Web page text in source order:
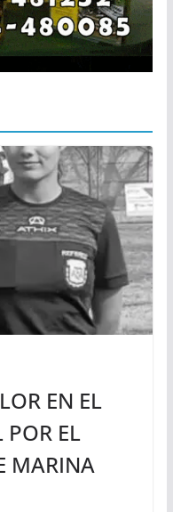
EN EL
POR EL
MARINA